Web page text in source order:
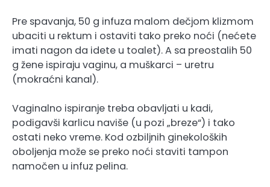
Pre spavanja, 50 g infuza malom dečjom klizmom
ubaciti u rektum i ostaviti tako preko noći (nećete
imati nagon da idete u toalet). A sa preostalih 50
g žene ispiraju vaginu, a muškarci – uretru
(mokraćni kanal).
Vaginalno ispiranje treba obavljati u kadi,
podigavši karlicu naviše (u pozi „breze“) i tako
ostati neko vreme. Kod ozbiljnih ginekoloških
oboljenja može se preko noći staviti tampon
namočen u infuz pelina.